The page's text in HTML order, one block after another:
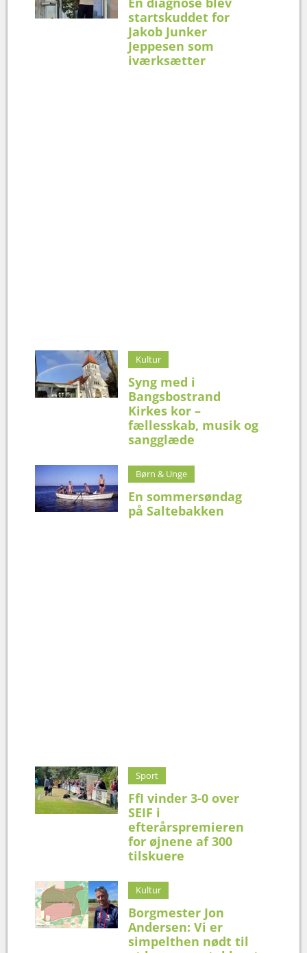
startskuddet for
Jakob Junker
Jeppesen som
iværksætter
Kultur
Syng med i
Bangsbostrand
Kirkes kor –
fællesskab, musik og
sangglæde
Børn & Unge
En sommersøndag
på Saltebakken
Sport
FfI vinder 3-0 over
SEIF i
efterårspremieren
for øjnene af 300
tilskuere
Kultur
Borgmester Jon
Andersen: Vi er
simpelthen nødt til